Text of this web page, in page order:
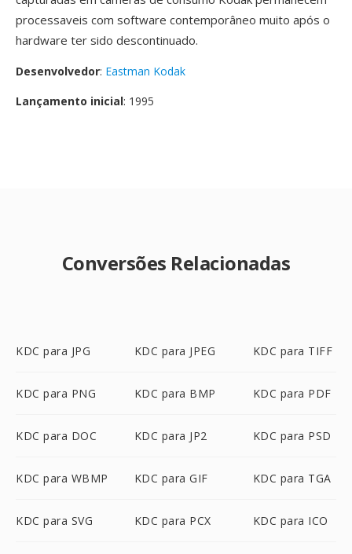
processaveis com software contemporâneo muito após o
hardware ter sido descontinuado.
Desenvolvedor: Eastman Kodak
Lançamento inicial: 1995
Conversões Relacionadas
KDC para JPG KDC para JPEG KDC para TIFF
KDC para PNG KDC para BMP KDC para PDF
KDC para DOC KDC para JP2 KDC para PSD
KDC para WBMP KDC para GIF KDC para TGA
KDC para SVG KDC para PCX KDC para ICO